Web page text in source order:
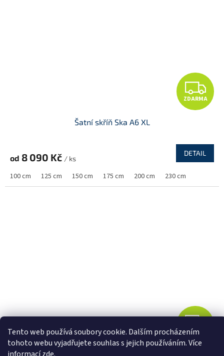
Tento web používá soubory cookie. Dalším procházením
tohoto webu vyjadřujete souhlas s jejich používáním. Více
Z
D
R
A
ZDARMA
Šatní skříň Ska A6 XL
od 8 090 Kč / ks
DETAIL
100 cm 125 cm 150 cm 175 cm 200 cm 230 cm
Z
ZDARMA